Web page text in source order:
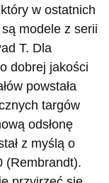
w ostatnich
modele z serii
T. Dla
dobrej jakości
powstała
targów
odsłonę
z myślą o
(Rembrandt).